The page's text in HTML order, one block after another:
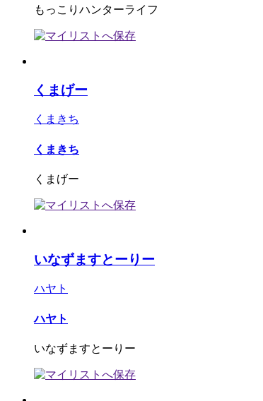
もっこりハンターライフ
くまげー
くまきち
くまきち
くまげー
いなずますとーりー
ハヤト
ハヤト
いなずますとーりー